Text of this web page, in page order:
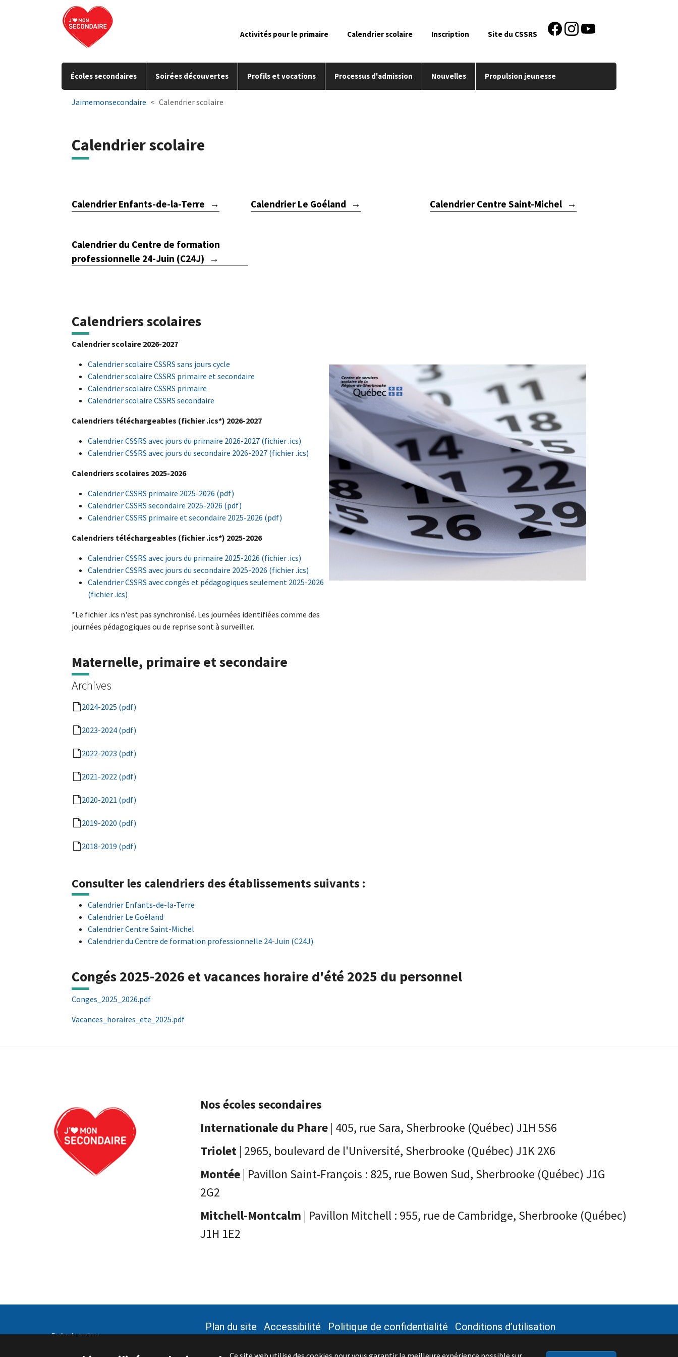
Aller à la navigation principale
Aller au contenu principal
Passer au pied de page
Activités pour le primaire Calendrier scolaire Inscription Site du CSSRS
Écoles secondaires Soirées découvertes Profils et vocations Processus d'admission Nouvelles Propulsion jeunesse
Jaimemonsecondaire Calendrier scolaire
Calendrier scolaire
Calendrier Enfants-de-la-Terre Calendrier Le Goéland Calendrier Centre Saint-Michel
Calendrier du Centre de formation
professionnelle 24-Juin (C24J)
Calendriers scolaires
Calendrier scolaire 2026-2027
Calendrier scolaire CSSRS sans jours cycle
Calendrier scolaire CSSRS primaire et secondaire
Calendrier scolaire CSSRS primaire
Calendrier scolaire CSSRS secondaire
Calendriers téléchargeables (fichier .ics*) 2026-2027
Calendrier CSSRS avec jours du primaire 2026-2027 (fichier .ics)
Calendrier CSSRS avec jours du secondaire 2026-2027 (fichier .ics)
Calendriers scolaires 2025-2026
Calendrier CSSRS primaire 2025-2026 (pdf)
Calendrier CSSRS secondaire 2025-2026 (pdf)
Calendrier CSSRS primaire et secondaire 2025-2026 (pdf)
Calendriers téléchargeables (fichier .ics*) 2025-2026
Calendrier CSSRS avec jours du primaire 2025-2026 (fichier .ics)
Calendrier CSSRS avec jours du secondaire 2025-2026 (fichier .ics)
Calendrier CSSRS avec congés et pédagogiques seulement 2025-2026
(fichier .ics)
*Le fichier .ics n'est pas synchronisé. Les journées identifiées comme des
journées pédagogiques ou de reprise sont à surveiller.
Maternelle, primaire et secondaire
Archives
2024-2025 (pdf)
2023-2024 (pdf)
2022-2023 (pdf)
2021-2022 (pdf)
2020-2021 (pdf)
2019-2020 (pdf)
2018-2019 (pdf)
Consulter les calendriers des établissements suivants :
Calendrier Enfants-de-la-Terre
Calendrier Le Goéland
Calendrier Centre Saint-Michel
Calendrier du Centre de formation professionnelle 24-Juin (C24J)
Congés 2025-2026 et vacances horaire d'été 2025 du personnel
Conges_2025_2026.pdf
Vacances_horaires_ete_2025.pdf
Nos écoles secondaires
Internationale du Phare| 405, rue Sara, Sherbrooke (Québec) J1H 5S6
Triolet| 2965, boulevard de l'Université, Sherbrooke (Québec) J1K 2X6
Montée| Pavillon Saint-François : 825, rue Bowen Sud, Sherbrooke (Québec) J1G
2G2
Mitchell-Montcalm | Pavillon Mitchell : 955, rue de Cambridge, Sherbrooke (Québec)
J1H 1E2
Plan du site Accessibilité Politique de confidentialité
Conditions d’utilisation